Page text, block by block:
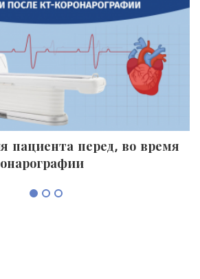
пациента перед, во время